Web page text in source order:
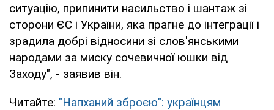
ситуацію, припинити насильство і шантаж зі
сторони ЄС і України, яка прагне до інтеграції і
зрадила добрі відносини зі слов'янськими
народами за миску сочевичної юшки від
Заходу", - заявив він.
Читайте: "Напханий зброєю": українцям